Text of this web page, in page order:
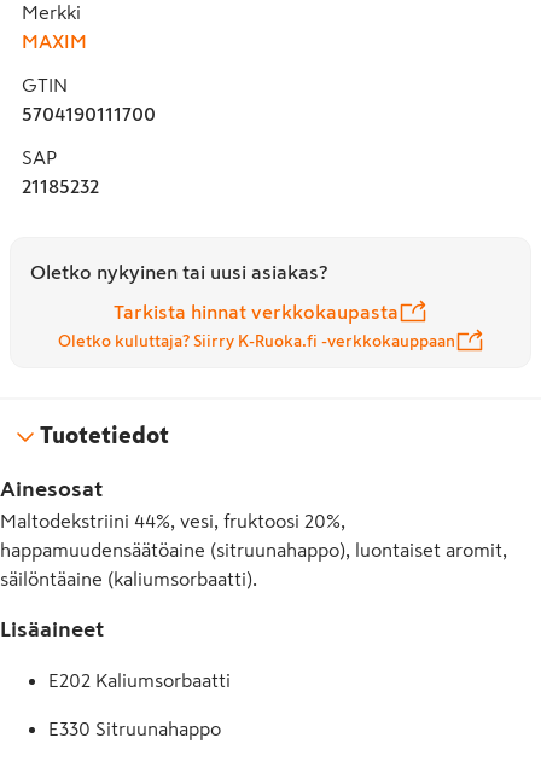
Merkki
MAXIM
GTIN
5704190111700
SAP
21185232
Oletko nykyinen tai uusi asiakas?
Tarkista hinnat verkkokaupasta
Oletko kuluttaja? Siirry K-Ruoka.fi -verkkokauppaan
Tuotetiedot
Ainesosat
Maltodekstriini 44%, vesi, fruktoosi 20%,
happamuudensäätöaine (sitruunahappo), luontaiset aromit,
säilöntäaine (kaliumsorbaatti).
Lisäaineet
E202 Kaliumsorbaatti
E330 Sitruunahappo